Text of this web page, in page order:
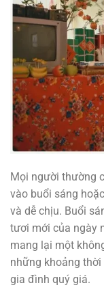
Mọi người thường
vào buổi sáng
và dễ chịu. Buổi
tươi mới của ngày
mang lại một
những khoảng
gia đình quý giá.